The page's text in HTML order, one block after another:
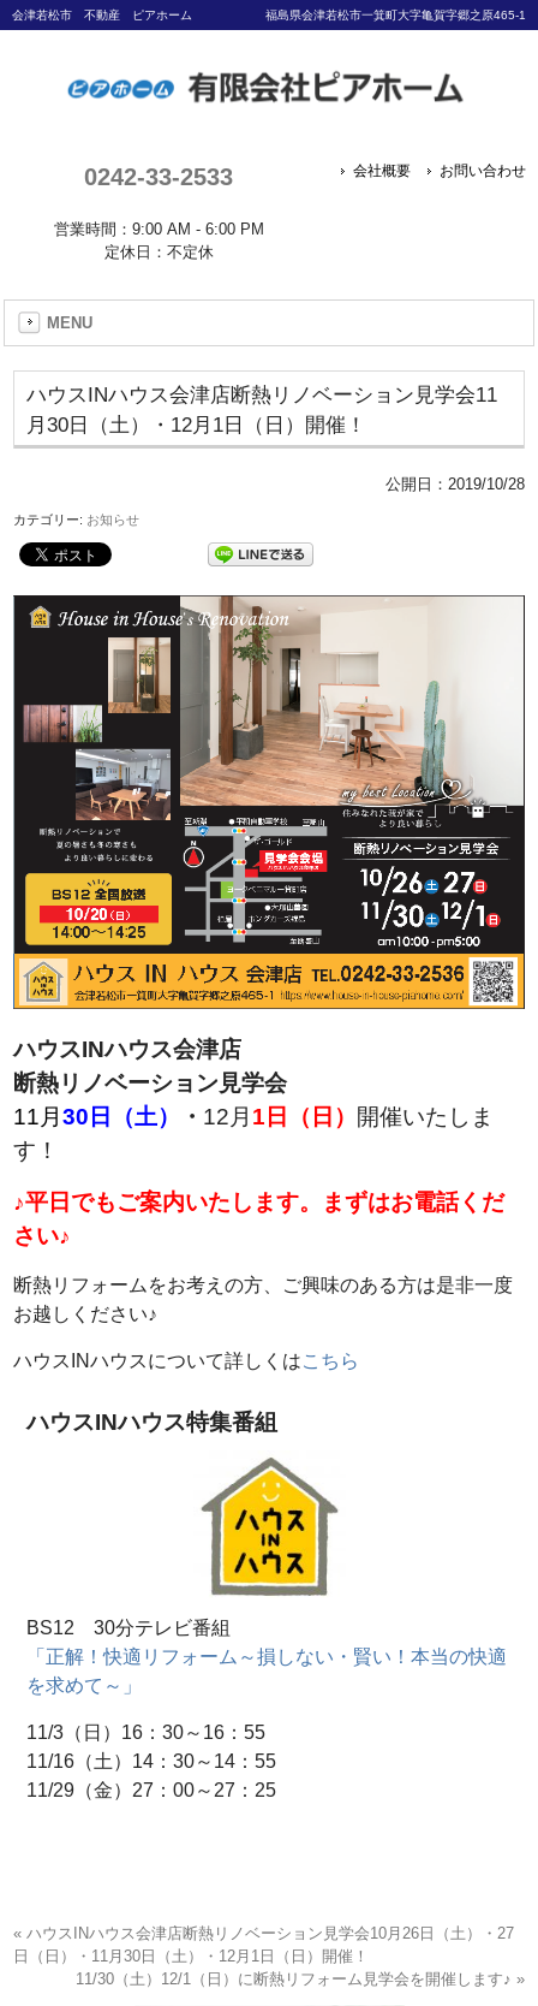
会津若松市 不動産 ピアホーム 福島県会津若松市一箕町大字亀賀字郷之原465-1
0242-33-2533
営業時間：9:00 AM - 6:00 PM
定休日：不定休
会社概要 お問い合わせ
MENU
ハウスINハウス会津店断熱リノベーション見学会11
月30日（土）・12月1日（日）開催！
公開日： 2019/10/28
カテゴリー: お知らせ
ハウスINハウス会津店
断熱リノベーション見学会
11月30日（土） ・ 12月 1日（日） 開催いたしま
す！
♪平日でもご案内いたします。まずはお電話くだ
さい♪
断熱リフォームをお考えの方、ご興味のある方は是非一度
お越しください♪
ハウスINハウスについて詳しくはこちら
ハウスINハウス特集番組
BS12 30分テレビ番組
「正解！快適リフォーム～損しない・賢い！本当の快適
を求めて～」
11/3（日）16：30～16：55
11/16（土）14：30～14：55
11/29（金）27：00～27：25
« ハウスINハウス会津店断熱リノベーション見学会10月26日（土）・27
日（日）・11月30日（土）・12月1日（日）開催！
11/30（土）12/1（日）に断熱リフォーム見学会を開催します♪ »